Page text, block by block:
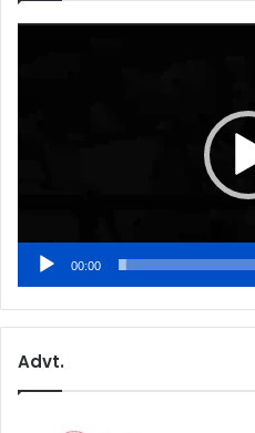
00:00
Advt.